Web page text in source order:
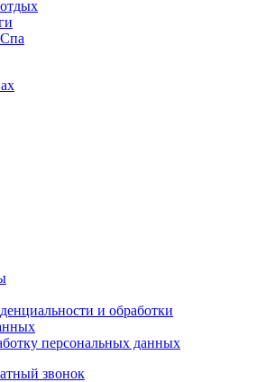
и обработки
персональных данных
звонок